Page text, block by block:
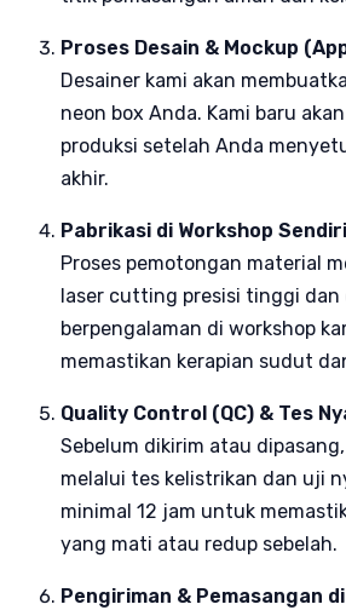
Proses Desain & Mockup
Desainer kami akan
neon box Anda. Kami baru
produksi setelah Anda
akhir.
Pabrikasi di Workshop Sendiri
Proses pemotongan material
laser cutting presisi tinggi
berpengalaman di workshop
memastikan kerapian sudut
Quality Control (QC) & Tes
Sebelum dikirim atau
melalui tes kelistrikan dan uji
minimal 12 jam untuk
yang mati atau redup sebelah.
Pengiriman & Pemasangan